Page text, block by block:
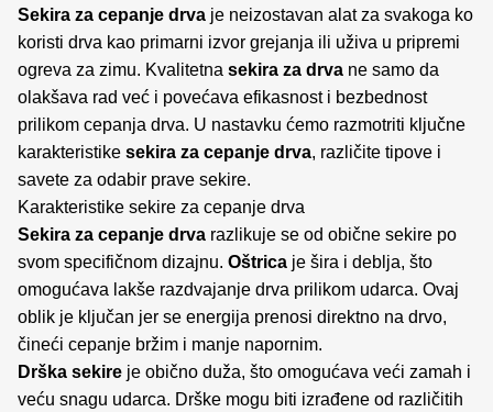
Sekira za cepanje drva je neizostavan alat za svakoga ko
koristi drva kao primarni izvor grejanja ili uživa u pripremi
ogreva za zimu. Kvalitetna sekira za drva ne samo da
olakšava rad već i povećava efikasnost i bezbednost
prilikom cepanja drva. U nastavku ćemo razmotriti ključne
karakteristike sekira za cepanje drva, različite tipove i
savete za odabir prave sekire.
Karakteristike sekire za cepanje drva
Sekira za cepanje drva razlikuje se od obične sekire po
svom specifičnom dizajnu. Oštrica je šira i deblja, što
omogućava lakše razdvajanje drva prilikom udarca. Ovaj
oblik je ključan jer se energija prenosi direktno na drvo,
čineći cepanje bržim i manje napornim.
Drška sekire je obično duža, što omogućava veći zamah i
veću snagu udarca. Drške mogu biti izrađene od različitih